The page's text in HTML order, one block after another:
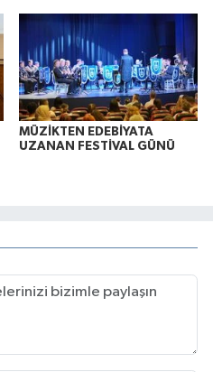
MÜZİKTEN EDEBİYATA
UZANAN FESTİVAL GÜNÜ